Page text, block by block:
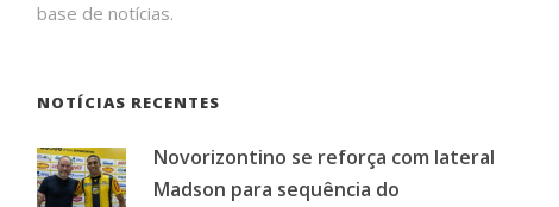
base de notícias.
NOTÍCIAS RECENTES
Novorizontino se reforça com lateral
Madson para sequência do